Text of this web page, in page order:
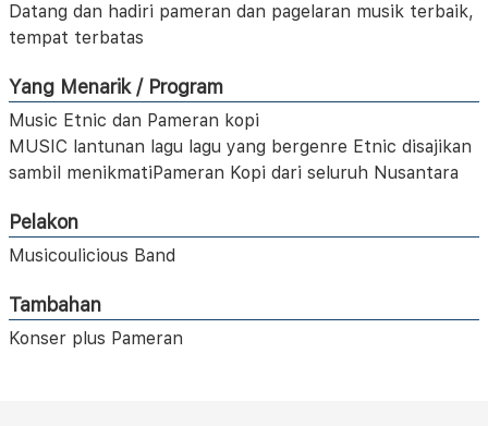
Datang dan hadiri pameran dan pagelaran musik terbaik,
tempat terbatas
Yang Menarik / Program
Music Etnic dan Pameran kopi
MUSIC lantunan lagu lagu yang bergenre Etnic disajikan
sambil menikmatiPameran Kopi dari seluruh Nusantara
Pelakon
Musicoulicious Band
Tambahan
Konser plus Pameran